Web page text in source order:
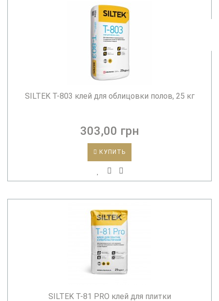
SILTEK T-803 клей для облицовки полов, 25 кг
303,00 грн
КУПИТЬ
SILTEK T-81 PRO клей для плитки